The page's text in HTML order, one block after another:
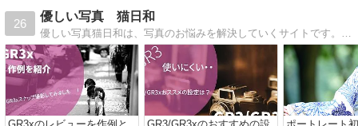
26
優しい写真 猫日和
優しい写真猫日和は、写真のお悩みを解決していくサイトです。初心者から少し上に行きたい人、お待ちしています!最近は動画もやっていこうと思っています!